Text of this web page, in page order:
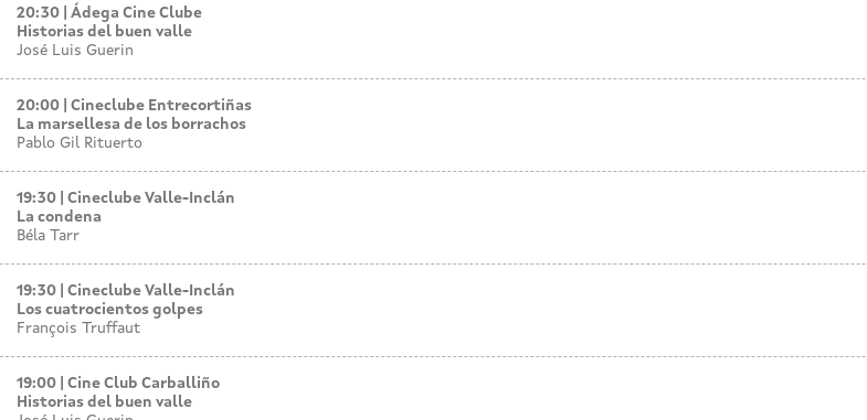
20:30
Ádega Cine Clube
Historias del buen valle
José Luis Guerin
20:00
Cineclube Entrecortiñas
La marsellesa de los borrachos
Pablo Gil Rituerto
19:30
Cineclube Valle-Inclán
La condena
Béla Tarr
19:30
Cineclube Valle-Inclán
Los cuatrocientos golpes
François Truffaut
19:00
Cine Club Carballiño
Historias del buen valle